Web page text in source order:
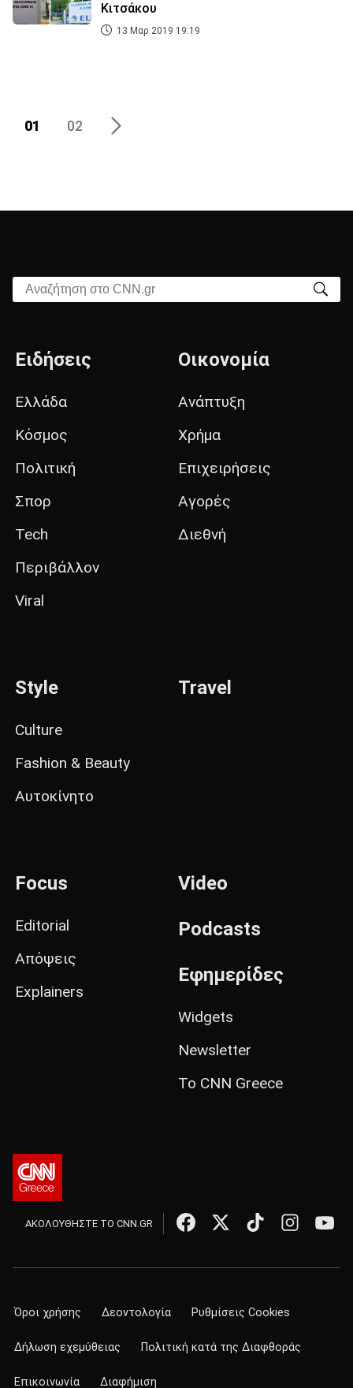
Κιτσάκου
13 Μαρ 2019 19:19
01 02
Αναζήτηση στο CNN.gr
Ειδήσεις
Ελλάδα
Κόσμος
Πολιτική
Σπορ
Tech
Περιβάλλον
Viral
Οικονομία
Ανάπτυξη
Χρήμα
Επιχειρήσεις
Αγορές
Διεθνή
Style
Culture
Fashion & Beauty
Αυτοκίνητο
Travel
Focus
Editorial
Απόψεις
Explainers
Video
Podcasts
Εφημερίδες
Widgets
Newsletter
Το CNN Greece
ΑΚΟΛΟΥΘΗΣΤΕ ΤΟ CNN.GR
Όροι χρήσης Δεοντολογία Ρυθμίσεις Cookies
Δήλωση εχεμύθειας Πολιτική κατά της Διαφθοράς
Επικοινωνία Διαφήμιση